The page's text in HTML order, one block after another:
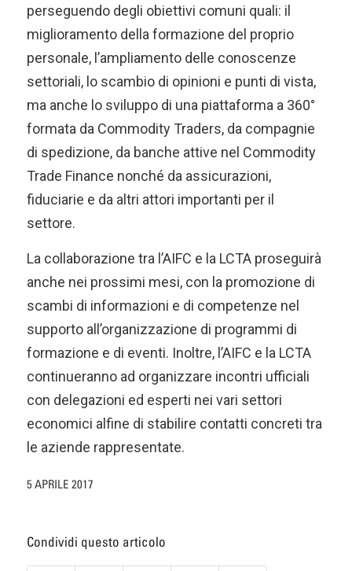
perseguendo degli obiettivi comuni quali: il
miglioramento della formazione del proprio
personale, l’ampliamento delle conoscenze
settoriali, lo scambio di opinioni e punti di vista,
ma anche lo sviluppo di una piattaforma a 360°
formata da Commodity Traders, da compagnie
di spedizione, da banche attive nel Commodity
Trade Finance nonché da assicurazioni,
fiduciarie e da altri attori importanti per il
settore.
La collaborazione tra l’AIFC e la LCTA proseguirà
anche nei prossimi mesi, con la promozione di
scambi di informazioni e di competenze nel
supporto all’organizzazione di programmi di
formazione e di eventi. Inoltre, l’AIFC e la LCTA
continueranno ad organizzare incontri ufficiali
con delegazioni ed esperti nei vari settori
economici alfine di stabilire contatti concreti tra
le aziende rappresentate.
5 APRILE 2017
Condividi questo articolo